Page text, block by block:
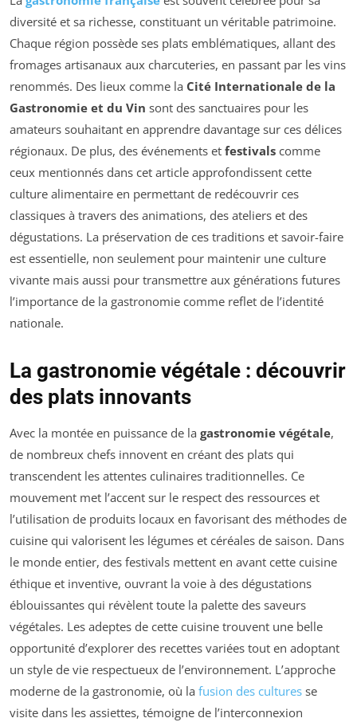
diversité et sa richesse, constituant un véritable patrimoine.
Chaque région possède ses plats emblématiques, allant des
fromages artisanaux aux charcuteries, en passant par les vins
renommés. Des lieux comme la Cité Internationale de la
Gastronomie et du Vin sont des sanctuaires pour les
amateurs souhaitant en apprendre davantage sur ces délices
régionaux. De plus, des événements et festivals comme
ceux mentionnés dans cet article approfondissent cette
culture alimentaire en permettant de redécouvrir ces
classiques à travers des animations, des ateliers et des
dégustations. La préservation de ces traditions et savoir-faire
est essentielle, non seulement pour maintenir une culture
vivante mais aussi pour transmettre aux générations futures
l’importance de la gastronomie comme reflet de l’identité
nationale.
La gastronomie végétale : découvrir
des plats innovants
Avec la montée en puissance de la gastronomie végétale,
de nombreux chefs innovent en créant des plats qui
transcendent les attentes culinaires traditionnelles. Ce
mouvement met l’accent sur le respect des ressources et
l’utilisation de produits locaux en favorisant des méthodes de
cuisine qui valorisent les légumes et céréales de saison. Dans
le monde entier, des festivals mettent en avant cette cuisine
éthique et inventive, ouvrant la voie à des dégustations
éblouissantes qui révèlent toute la palette des saveurs
végétales. Les adeptes de cette cuisine trouvent une belle
opportunité d’explorer des recettes variées tout en adoptant
un style de vie respectueux de l’environnement. L’approche
moderne de la gastronomie, où la fusion des cultures se
visite dans les assiettes, témoigne de l’interconnexion